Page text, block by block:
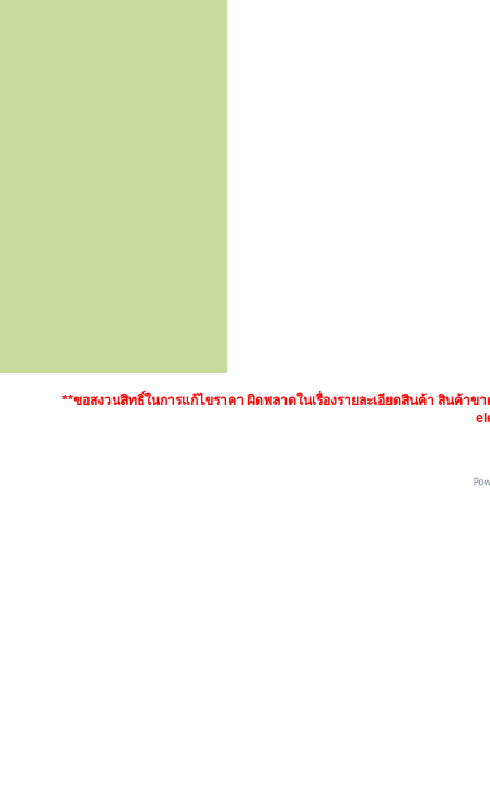
**ขอสงวนสิทธิ์ในการแก้ไขราคา ผิดพลาดในเรื่องรายละเอียดสินค้า สินค้า